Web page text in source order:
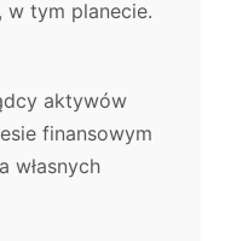
w tym planecie.
aktywów
finansowym
własnych